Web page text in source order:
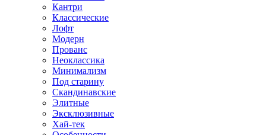
Кантри
Классические
Лофт
Модерн
Прованс
Неоклассика
Минимализм
Под старину
Скандинавские
Элитные
Эксклюзивные
Хай-тек